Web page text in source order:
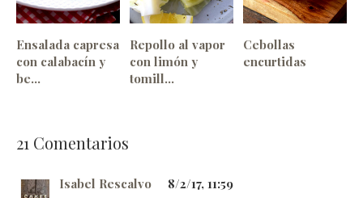
Ensalada capresa
con calabacín y
be...
Repollo al vapor
con limón y
tomill...
Cebollas
encurtidas
21 Comentarios
Isabel Rescalvo 8/2/17, 11:59